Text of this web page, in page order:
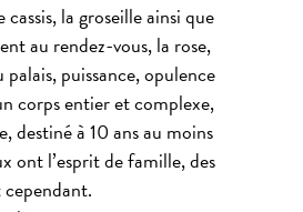
la groseille ainsi que
au rendez-vous, la rose,
puissance, opulence
corps entier et complexe,
destiné à 10 ans au moins
ont l’esprit de famille, des